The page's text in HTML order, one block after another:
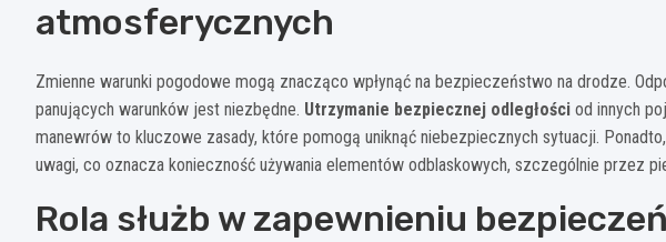
atmosferycznych
Zmienne warunki pogodowe mogą znacząco wpłynąć na bezpieczeństwo na drodze.
panujących warunków jest niezbędne. Utrzymanie bezpiecznej odległości od innych
manewrów to kluczowe zasady, które pomogą uniknąć niebezpiecznych sytuacji.
uwagi, co oznacza konieczność używania elementów odblaskowych, szczególnie przez
Rola służb w zapewnieniu